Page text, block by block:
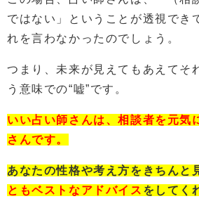
ではない」ということが透視でき
れを言わなかったのでしょう。
つまり、未来が見えてもあえてそ
う意味での“嘘”です。
いい占い師さんは、相談者を元気
さんです。
あなたの性格や考え方をきちんと
ともベストなアドバイス をしてく